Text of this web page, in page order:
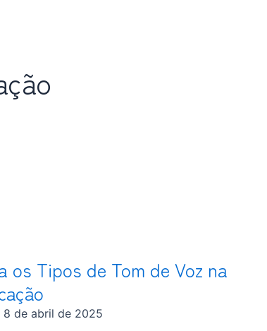
os Tipos de Tom de Voz na
8 de abril de 2025